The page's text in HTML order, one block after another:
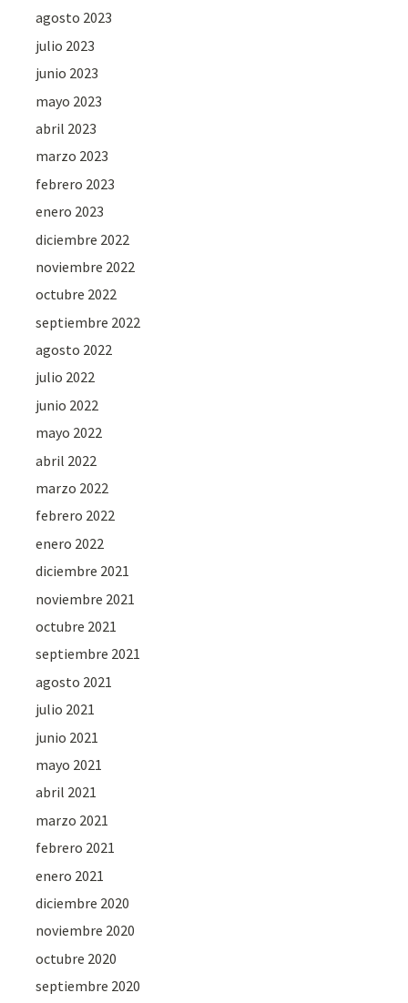
agosto 2023
julio 2023
junio 2023
mayo 2023
abril 2023
marzo 2023
febrero 2023
enero 2023
diciembre 2022
noviembre 2022
octubre 2022
septiembre 2022
agosto 2022
julio 2022
junio 2022
mayo 2022
abril 2022
marzo 2022
febrero 2022
enero 2022
diciembre 2021
noviembre 2021
octubre 2021
septiembre 2021
agosto 2021
julio 2021
junio 2021
mayo 2021
abril 2021
marzo 2021
febrero 2021
enero 2021
diciembre 2020
noviembre 2020
octubre 2020
septiembre 2020